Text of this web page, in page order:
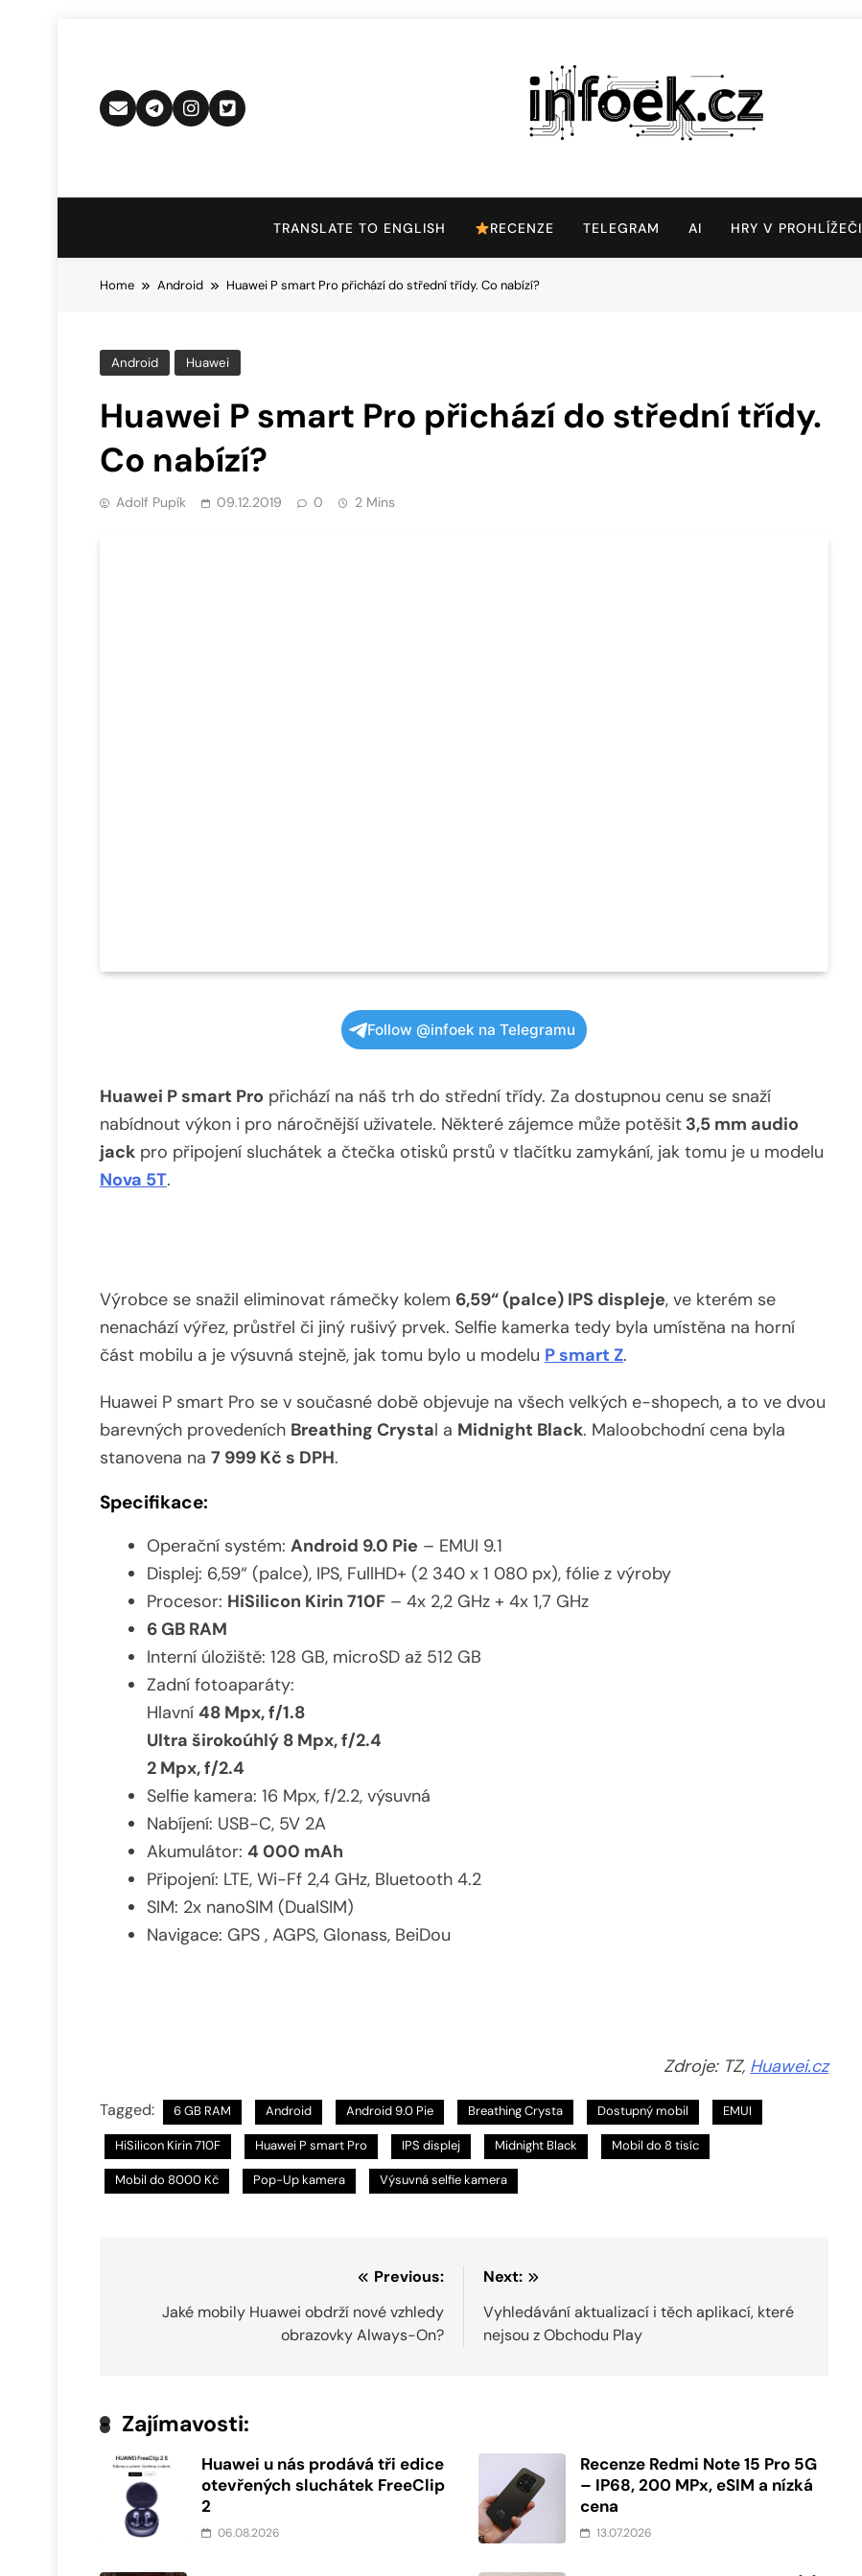
Infoek.cz
TRANSLATE TO ENGLISH RECENZE TELEGRAM AI HRY V PROHLÍŽEČI
Home Android Huawei P smart Pro přichází do střední třídy. Co nabízí?
Android Huawei
Huawei P smart Pro přichází do střední třídy.
Co nabízí?
Adolf Pupík 09.12.2019 0 2 Mins
Follow @infoek na Telegramu
Huawei P smart Pro přichází na náš trh do střední třídy. Za dostupnou cenu se snaží
nabídnout výkon i pro náročnější uživatele. Některé zájemce může potěšit 3,5 mm audio
jack pro připojení sluchátek a čtečka otisků prstů v tlačítku zamykání, jak tomu je u modelu
Nova 5T.
Výrobce se snažil eliminovat rámečky kolem 6,59“ (palce) IPS displeje, ve kterém se
nenachází výřez, průstřel či jiný rušivý prvek. Selfie kamerka tedy byla umístěna na horní
část mobilu a je výsuvná stejně, jak tomu bylo u modelu P smart Z.
Huawei P smart Pro se v současné době objevuje na všech velkých e-shopech, a to ve dvou
barevných provedeních Breathing Crystal a Midnight Black. Maloobchodní cena byla
stanovena na 7 999 Kč s DPH.
Specifikace:
Operační systém: Android 9.0 Pie – EMUI 9.1
Displej: 6,59“ (palce), IPS, FullHD+ (2 340 x 1 080 px), fólie z výroby
Procesor: HiSilicon Kirin 710F – 4x 2,2 GHz + 4x 1,7 GHz
6 GB RAM
Interní úložiště: 128 GB, microSD až 512 GB
Zadní fotoaparáty:
Hlavní 48 Mpx, f/1.8
Ultra širokoúhlý 8 Mpx, f/2.4
2 Mpx, f/2.4
Selfie kamera: 16 Mpx, f/2.2, výsuvná
Nabíjení: USB-C, 5V 2A
Akumulátor: 4 000 mAh
Připojení: LTE, Wi-Ff 2,4 GHz, Bluetooth 4.2
SIM: 2x nanoSIM (DualSIM)
Navigace: GPS , AGPS, Glonass, BeiDou
Zdroje: TZ, Huawei.cz
Tagged: 6 GB RAM Android Android 9.0 Pie Breathing Crysta Dostupný mobil EMUI
HiSilicon Kirin 710F Huawei P smart Pro IPS displej Midnight Black Mobil do 8 tisíc
Mobil do 8000 Kč Pop-Up kamera Výsuvná selfie kamera
Previous:
Jaké mobily Huawei obdrží nové vzhledy
obrazovky Always-On?
Next:
Vyhledávání aktualizací i těch aplikací, které
nejsou z Obchodu Play
Zajímavosti:
Huawei u nás prodává tři edice
otevřených sluchátek FreeClip
2
06.08.2026
Recenze Redmi Note 15 Pro 5G
– IP68, 200 MPx, eSIM a nízká
cena
13.07.2026